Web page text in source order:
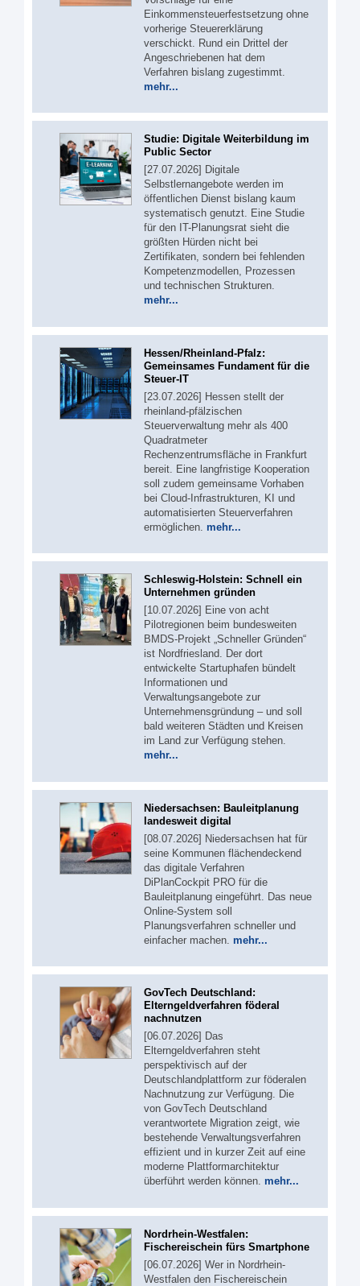
Einkommensteuerfestsetzung ohne
vorherige Steuererklärung
verschickt. Rund ein Drittel der
Angeschriebenen hat dem
Verfahren bislang zugestimmt.
mehr...
Studie: Digitale Weiterbildung im
Public Sector
[27.07.2026] Digitale
Selbstlernangebote werden im
öffentlichen Dienst bislang kaum
systematisch genutzt. Eine Studie
für den IT-Planungsrat sieht die
größten Hürden nicht bei
Zertifikaten, sondern bei fehlenden
Kompetenzmodellen, Prozessen
und technischen Strukturen.
mehr...
Hessen/Rheinland-Pfalz:
Gemeinsames Fundament für die
Steuer-IT
[23.07.2026] Hessen stellt der
rheinland-pfälzischen
Steuerverwaltung mehr als 400
Quadratmeter
Rechenzentrumsfläche in Frankfurt
bereit. Eine langfristige Kooperation
soll zudem gemeinsame Vorhaben
bei Cloud-Infrastrukturen, KI und
automatisierten Steuerverfahren
ermöglichen. mehr...
Schleswig-Holstein: Schnell ein
Unternehmen gründen
[10.07.2026] Eine von acht
Pilotregionen beim bundesweiten
BMDS-Projekt „Schneller Gründen“
ist Nordfriesland. Der dort
entwickelte Startuphafen bündelt
Informationen und
Verwaltungsangebote zur
Unternehmensgründung – und soll
bald weiteren Städten und Kreisen
im Land zur Verfügung stehen.
mehr...
Niedersachsen: Bauleitplanung
landesweit digital
[08.07.2026] Niedersachsen hat für
seine Kommunen flächendeckend
das digitale Verfahren
DiPlanCockpit PRO für die
Bauleitplanung eingeführt. Das neue
Online-System soll
Planungsverfahren schneller und
einfacher machen. mehr...
GovTech Deutschland:
Elterngeldverfahren föderal
nachnutzen
[06.07.2026] Das
Elterngeldverfahren steht
perspektivisch auf der
Deutschlandplattform zur föderalen
Nachnutzung zur Verfügung. Die
von GovTech Deutschland
verantwortete Migration zeigt, wie
bestehende Verwaltungsverfahren
effizient und in kurzer Zeit auf eine
moderne Plattformarchitektur
überführt werden können. mehr...
Nordrhein-Westfalen:
Fischereischein fürs Smartphone
[06.07.2026] Wer in Nordrhein-
Westfalen den Fischereischein